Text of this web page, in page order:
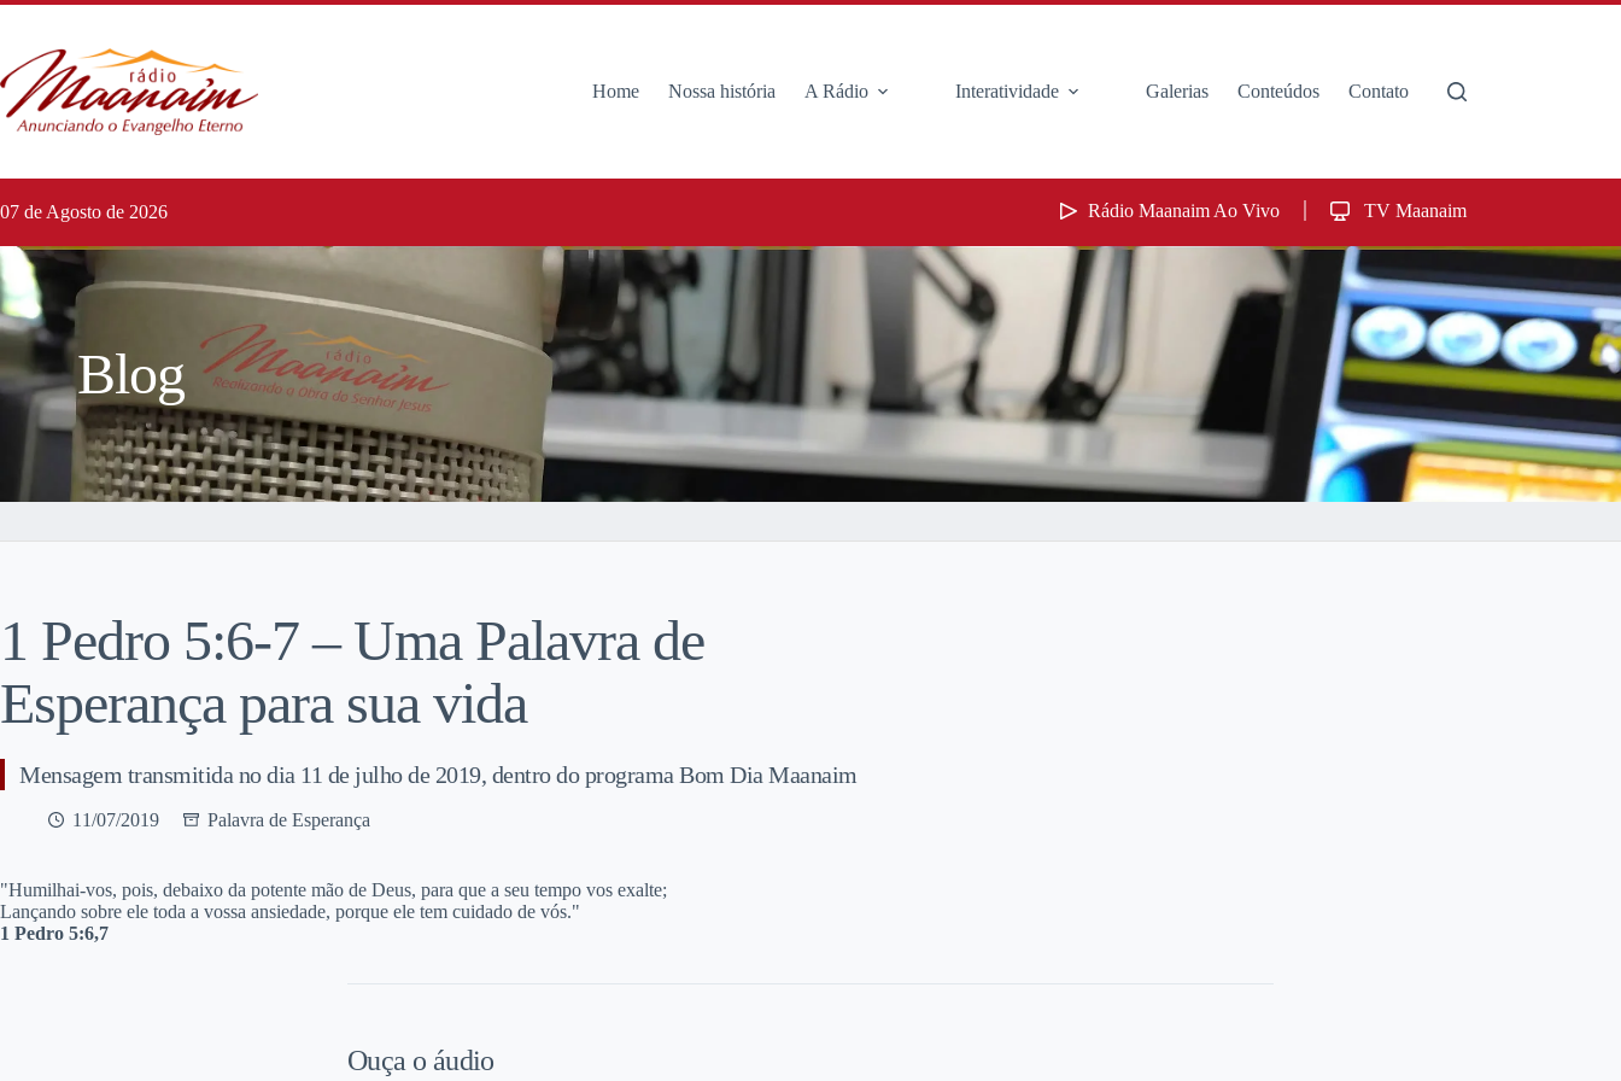
Home Nossa história A Rádio Interatividade Galerias Conteúdos Contato
07 de Agosto de 2026 Rádio Maanaim Ao Vivo TV Maanaim
Blog
1 Pedro 5:6-7 – Uma Palavra de
Esperança para sua vida
Mensagem transmitida no dia 11 de julho de 2019, dentro do programa Bom Dia Maanaim
11/07/2019 Palavra de Esperança
"Humilhai-vos, pois, debaixo da potente mão de Deus, para que a seu tempo vos exalte;
Lançando sobre ele toda a vossa ansiedade, porque ele tem cuidado de vós."
1 Pedro 5:6,7
Ouça o áudio